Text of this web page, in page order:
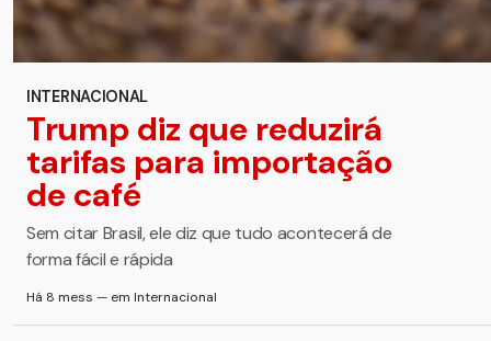
INTERNACIONAL
Trump diz que reduzirá
tarifas para importação
de café
Sem citar Brasil, ele diz que tudo acontecerá de
forma fácil e rápida
Há 8 mess — em Internacional